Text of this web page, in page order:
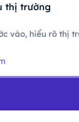
thị trường
vào, hiểu rõ thị